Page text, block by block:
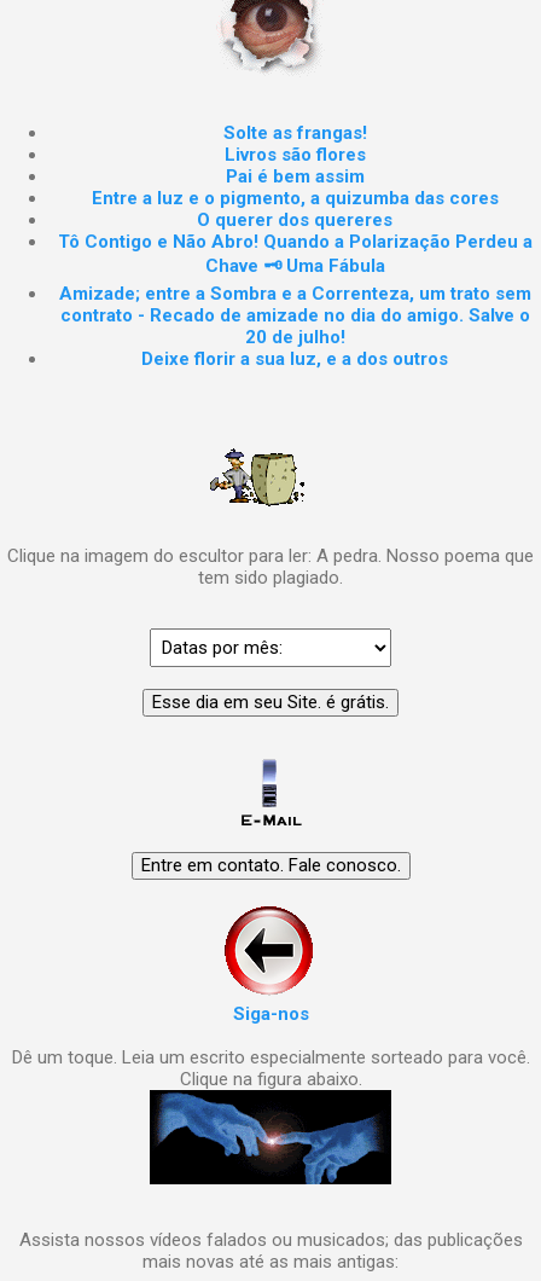
Solte as frangas!
Livros são flores
Pai é bem assim
Entre a luz e o pigmento, a quizumba das cores
O querer dos quereres
Tô Contigo e Não Abro! Quando a Polarização Perdeu a
Chave 🗝️ Uma Fábula
Amizade; entre a Sombra e a Correnteza, um trato sem
contrato - Recado de amizade no dia do amigo. Salve o
20 de julho!
Deixe florir a sua luz, e a dos outros
Clique na imagem do escultor para ler: A pedra. Nosso poema que
tem sido plagiado.
Siga-nos
Dê um toque. Leia um escrito especialmente sorteado para você.
Clique na figura abaixo.
Assista nossos vídeos falados ou musicados; das publicações
mais novas até as mais antigas: